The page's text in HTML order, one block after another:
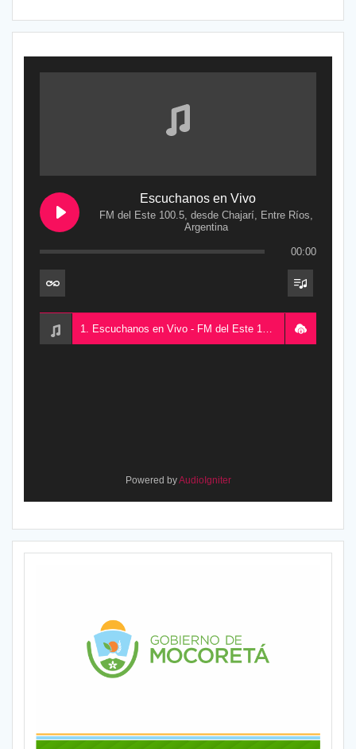
Escuchanos en Vivo
FM del Este 100.5, desde Chajarí, Entre Ríos,
Argentina
00:00
1. Escuchanos en Vivo - FM del Este 100.5, desde Chajarí, Entre Ríos, Argentina
Powered byAudioIgniter